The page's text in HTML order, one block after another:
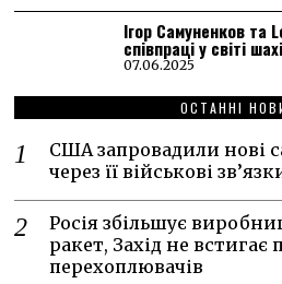
Ігор Самуненков та
співпраці у світі
07.06.2025
ОСТАННІ
США запровадили нові
через її військові
Росія збільшує
ракет, Захід не
перехоплювачів